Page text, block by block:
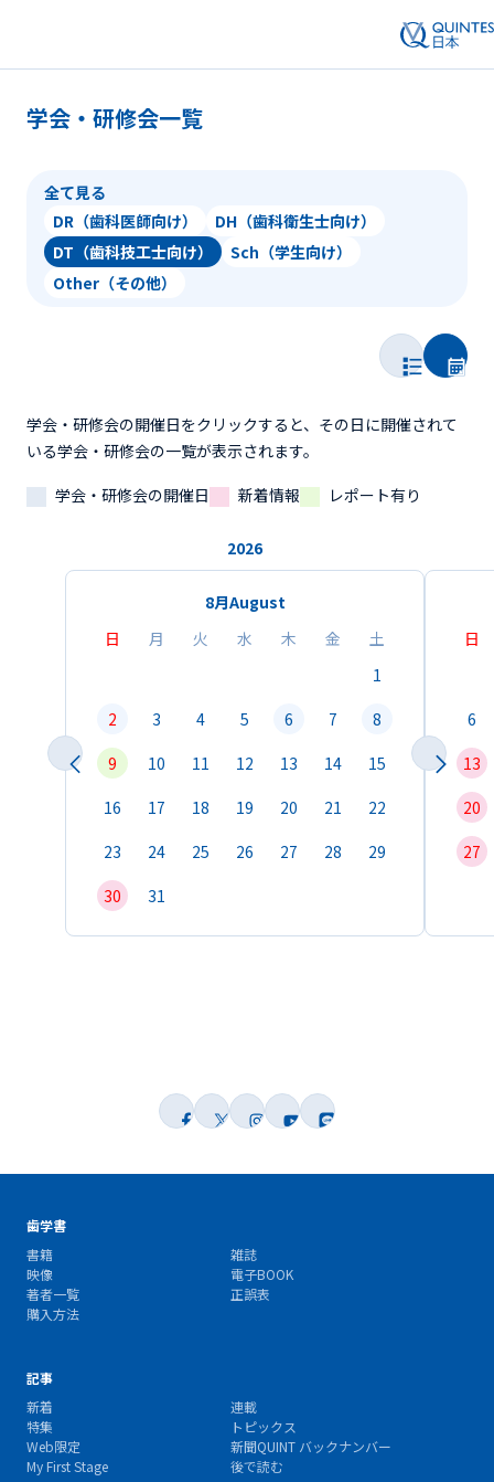
学会・研修会一覧
全て見る
DR（歯科医師向け）
DH（歯科衛生士向け）
DT（歯科技工士向け）
Sch（学生向け）
Other（その他）
学会・研修会の開催日をクリックすると、その日に開催されて
いる学会・研修会の一覧が表示されます。
学会・研修会の開催日
新着情報 レポート有り
2026
8月August
日
月 火 水 木 金
土
1
2
3 4 5 6 7
8
9
10 11 12 13 14
15
16
17 18 19 20 21
22
23
24 25 26 27 28
29
30
31
日
6
13
20
27
歯学書
書籍
雑誌
映像
電子BOOK
著者一覧
正誤表
購入方法
記事
新着
連載
特集
トピックス
Web限定
新聞QUINT バックナンバー
My First Stage
後で読む